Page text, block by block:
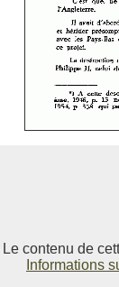
Le contenu de
Informations